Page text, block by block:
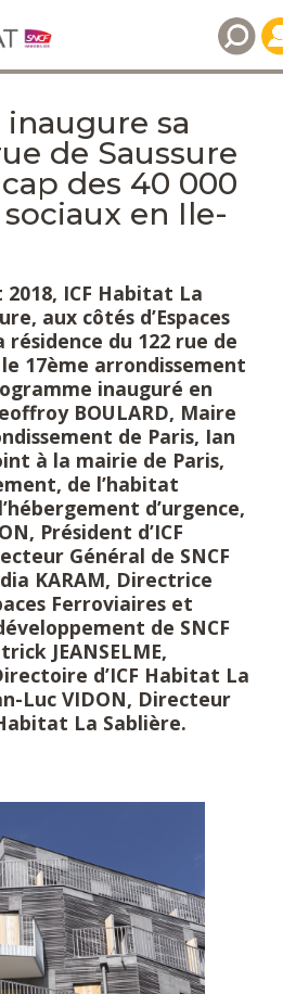
inaugure sa
de Saussure
des 40 000
en Ile-
ICF Habitat La
aux côtés d’Espaces
résidence du 122 rue de
le 17ème arrondissement
inauguré en
BOULARD, Maire
de Paris, Ian
à la mairie de Paris,
de l’habitat
d’urgence,
Président d’ICF
Général de SNCF
KARAM, Directrice
Ferroviaires et
de SNCF
JEANSELME,
d’ICF Habitat La
Luc VIDON, Directeur
La Sablière.